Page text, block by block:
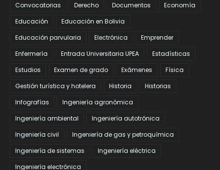
Convocatorias
Derecho Documentos
Economía
Educación
Educación en Bolivia
Educación parvularia
Electrónica
Emprender
Enfermería
Entrada Universitaria UPEA
Estadísticas
Estudios
Examen de grado Exámenes
Física
Gestión turística y hotelera
Historia
Historias
Infografías
Ingeniería agronómica
Ingeniería ambiental
Ingeniería autotrónica
Ingeniería civil
Ingeniería de gas y petroquímica
Ingeniería de sistemas
Ingeniería eléctrica
Ingeniería electrónica